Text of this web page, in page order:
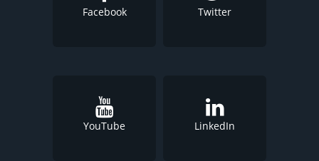
Facebook Twitter
YouTube LinkedIn